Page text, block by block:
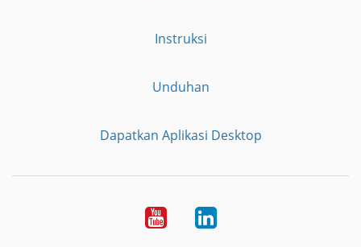
Instruksi
Unduhan
Dapatkan Aplikasi Desktop
YouTubeLinkedIn